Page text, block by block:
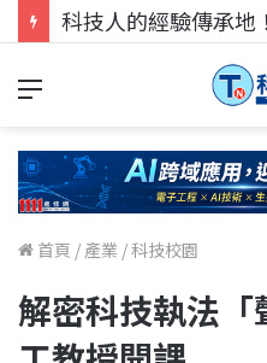
科技人找工作，就到
首頁 / 產業 /科技校園
解密科技執法